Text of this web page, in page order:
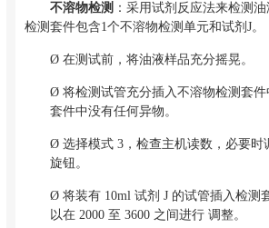
不溶物检测 ：采用试剂反应法来检测
检测套件包含1个不溶物检测单元和试剂J。
Ø 在测试前，将油液样品充分摇晃。
Ø 将检测试管充分插入不溶物检测套
套件中没有任何异物。
Ø 选择模式 3，检查主机读数，必要时
旋钮。
Ø 将装有 10ml 试剂 J 的试管插入检测
以在 2000 至 3600 之间进行 调整。